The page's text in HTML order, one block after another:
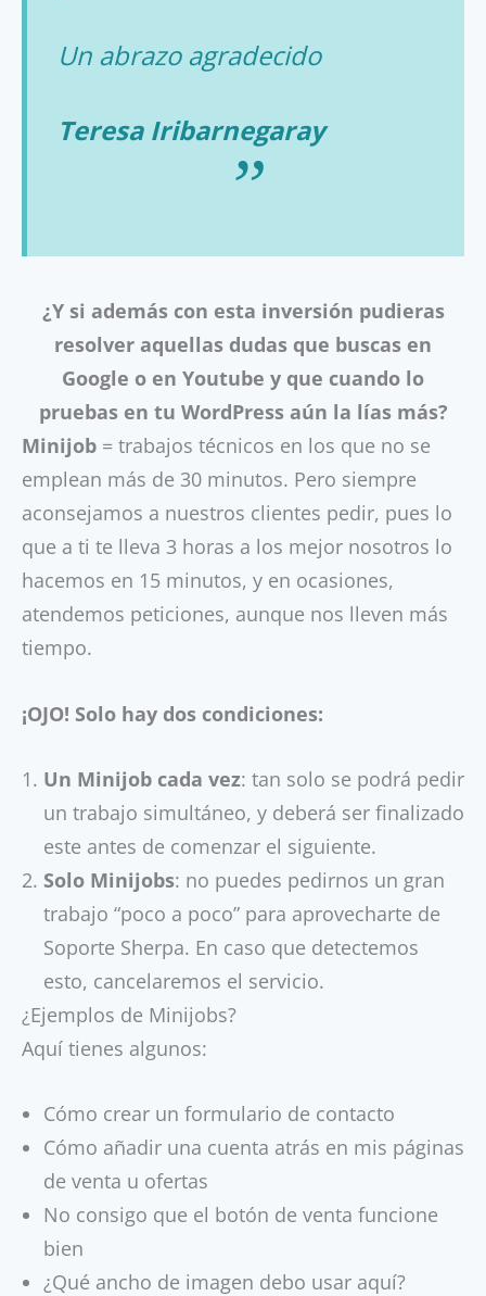
Un abrazo agradecido
Teresa Iribarnegaray
¿Y si además con esta inversión pudieras
resolver aquellas dudas que buscas en
Google o en Youtube y que cuando lo
pruebas en tu WordPress aún la lías más?
Minijob = trabajos técnicos en los que no se
emplean más de 30 minutos. Pero siempre
aconsejamos a nuestros clientes pedir, pues lo
que a ti te lleva 3 horas a los mejor nosotros lo
hacemos en 15 minutos, y en ocasiones,
atendemos peticiones, aunque nos lleven más
tiempo.
¡OJO! Solo hay dos condiciones:
Un Minijob cada vez: tan solo se podrá pedir
un trabajo simultáneo, y deberá ser finalizado
este antes de comenzar el siguiente.
Solo Minijobs: no puedes pedirnos un gran
trabajo “poco a poco” para aprovecharte de
Soporte Sherpa. En caso que detectemos
esto, cancelaremos el servicio.
¿Ejemplos de Minijobs?
Aquí tienes algunos:
Cómo crear un formulario de contacto
Cómo añadir una cuenta atrás en mis páginas
de venta u ofertas
No consigo que el botón de venta funcione
bien
¿Qué ancho de imagen debo usar aquí?